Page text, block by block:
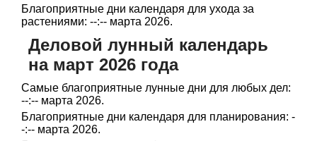
Благоприятные дни календаря для ухода за
растениями: --:-- марта 2026.
Деловой лунный календарь
на март 2026 года
Самые благоприятные лунные дни для любых дел:
--:-- марта 2026.
Благоприятные дни календаря для планирования: -
-:-- марта 2026.